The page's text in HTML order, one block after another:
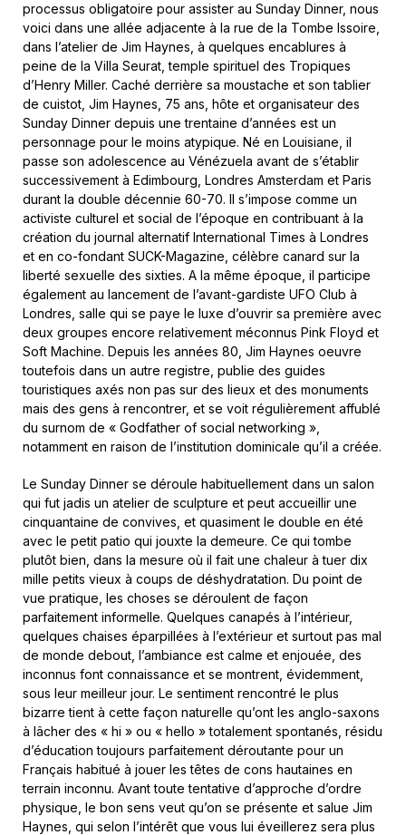
processus obligatoire pour assister au Sunday Dinner, nous
voici dans une allée adjacente à la rue de la Tombe Issoire,
dans l’atelier de Jim Haynes, à quelques encablures à
peine de la Villa Seurat, temple spirituel des Tropiques
d’Henry Miller. Caché derrière sa moustache et son tablier
de cuistot, Jim Haynes, 75 ans, hôte et organisateur des
Sunday Dinner depuis une trentaine d’années est un
personnage pour le moins atypique. Né en Louisiane, il
passe son adolescence au Vénézuela avant de s’établir
successivement à Edimbourg, Londres Amsterdam et Paris
durant la double décennie 60-70. Il s’impose comme un
activiste culturel et social de l’époque en contribuant à la
création du journal alternatif International Times à Londres
et en co-fondant SUCK-Magazine, célèbre canard sur la
liberté sexuelle des sixties. A la même époque, il participe
également au lancement de l’avant-gardiste UFO Club à
Londres, salle qui se paye le luxe d’ouvrir sa première avec
deux groupes encore relativement méconnus Pink Floyd et
Soft Machine. Depuis les années 80, Jim Haynes oeuvre
toutefois dans un autre registre, publie des guides
touristiques axés non pas sur des lieux et des monuments
mais des gens à rencontrer, et se voit régulièrement affublé
du surnom de « Godfather of social networking »,
notamment en raison de l’institution dominicale qu’il a créée.
Le Sunday Dinner se déroule habituellement dans un salon
qui fut jadis un atelier de sculpture et peut accueillir une
cinquantaine de convives, et quasiment le double en été
avec le petit patio qui jouxte la demeure. Ce qui tombe
plutôt bien, dans la mesure où il fait une chaleur à tuer dix
mille petits vieux à coups de déshydratation. Du point de
vue pratique, les choses se déroulent de façon
parfaitement informelle. Quelques canapés à l’intérieur,
quelques chaises éparpillées à l’extérieur et surtout pas mal
de monde debout, l’ambiance est calme et enjouée, des
inconnus font connaissance et se montrent, évidemment,
sous leur meilleur jour. Le sentiment rencontré le plus
bizarre tient à cette façon naturelle qu’ont les anglo-saxons
à lâcher des « hi » ou « hello » totalement spontanés, résidu
d’éducation toujours parfaitement déroutante pour un
Français habitué à jouer les têtes de cons hautaines en
terrain inconnu. Avant toute tentative d’approche d’ordre
physique, le bon sens veut qu’on se présente et salue Jim
Haynes, qui selon l’intérêt que vous lui éveillerez sera plus